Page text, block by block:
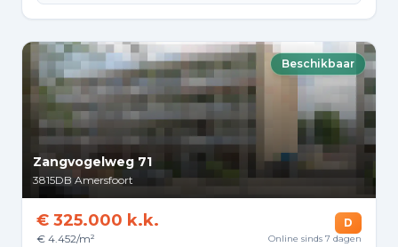
Beschikbaar
Zangvogelweg 71
3815DB Amersfoort
€ 325.000 k.k.
€ 4.452/m²
D
Online sinds 7 dagen